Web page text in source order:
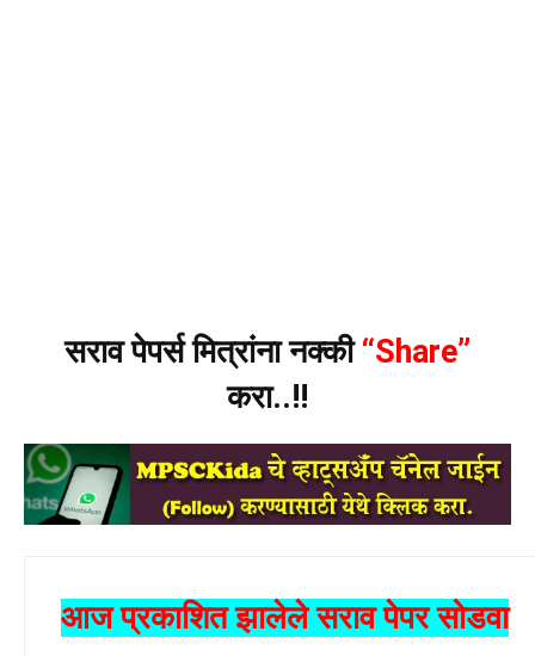
सराव पेपर्स मित्रांना नक्की“Share”
करा..!!
आज प्रकाशित झालेले सराव पेपर सोडवा